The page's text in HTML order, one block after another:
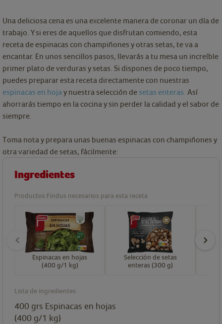
Una deliciosa cena es una excelente manera de coronar un día de
trabajo. Y si eres de aquellos que disfrutan comiendo, esta
receta de espinacas con champiñones y otras setas, te va a
encantar. En unos sencillos pasos, llevarás a tu mesa un increíble
primer plato de verduras y setas. Si dispones de poco tiempo,
puedes preparar esta receta directamente con nuestras
espinacas en hoja y nuestra selección de setas enteras. Así
ahorrarás tiempo en la cocina y sin perder la calidad y el sabor de
siempre.
Toma nota y prepara unas buenas espinacas con champiñones y
otra variedad de setas, fácilmente:
Ingredientes
Productos Findus necesarios para esta receta
Espinacas en hojas
(400 g/1 kg)
Selección de setas
enteras (300 g)
Lista de ingredientes
400 grs Espinacas en hojas
(400 g/1 kg)